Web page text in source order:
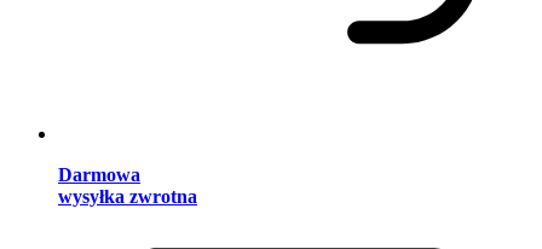
Darmowa
wysyłka zwrotna